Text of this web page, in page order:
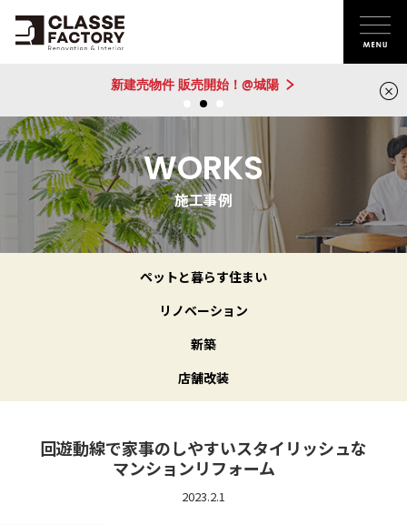
新建売物件 販売開始！@城陽
WORKS
施工事例
ペットと暮らす住まい
リノベーション
新築
店舗改装
回遊動線で家事のしやすいスタイリッシュな
マンションリフォーム
2023.2.1